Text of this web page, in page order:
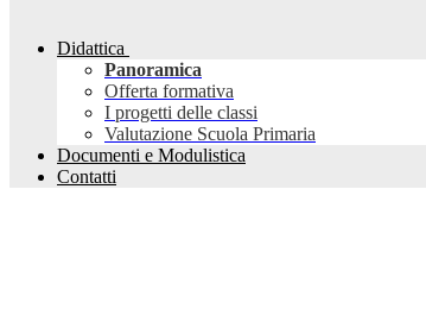
Didattica
Panoramica
Offerta formativa
I progetti delle classi
Valutazione Scuola Primaria
Documenti e Modulistica
Contatti